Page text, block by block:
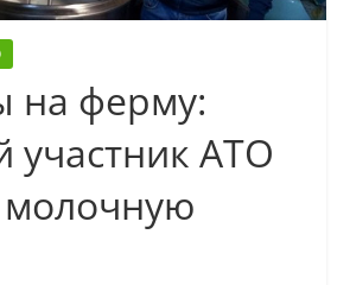
на ферму:
АТО